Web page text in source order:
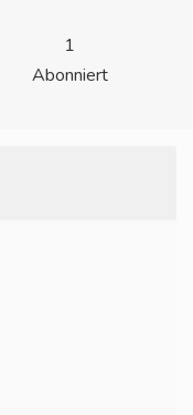
1
Abonniert